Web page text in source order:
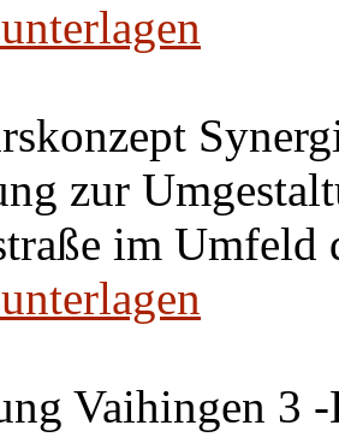
zur
im Umfeld
Vaihingen 3